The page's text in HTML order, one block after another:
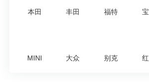
本田 丰田 福特
MINI 大众 别克